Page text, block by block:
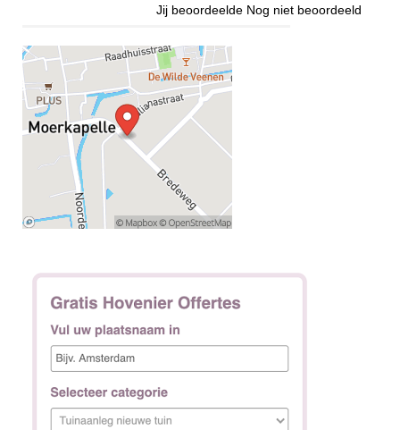
Jij beoordeelde Nog niet beoordeeld